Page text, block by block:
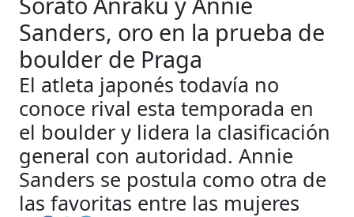
Sanders, oro en la prueba de
boulder de Praga
El atleta japonés todavía no
conoce rival esta temporada en
el boulder y lidera la clasificación
general con autoridad. Annie
Sanders se postula como otra de
las favoritas entre las mujeres